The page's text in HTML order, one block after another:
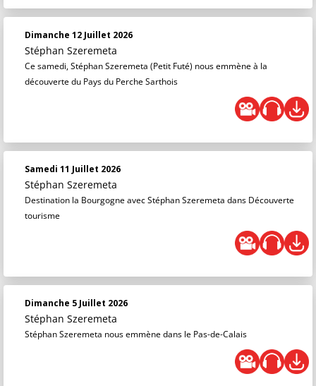
Dimanche 12 Juillet 2026
Stéphan Szeremeta
Ce samedi, Stéphan Szeremeta (Petit Futé) nous emmène à la
découverte du Pays du Perche Sarthois
Samedi 11 Juillet 2026
Stéphan Szeremeta
Destination la Bourgogne avec Stéphan Szeremeta dans Découverte
tourisme
Dimanche 5 Juillet 2026
Stéphan Szeremeta
Stéphan Szeremeta nous emmène dans le Pas-de-Calais